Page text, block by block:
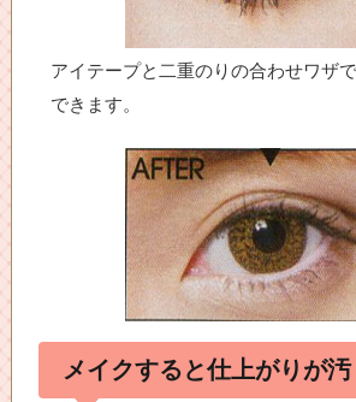
アイテープと二重のりの合わせワザ
できます。
メイクすると仕上がりが汚